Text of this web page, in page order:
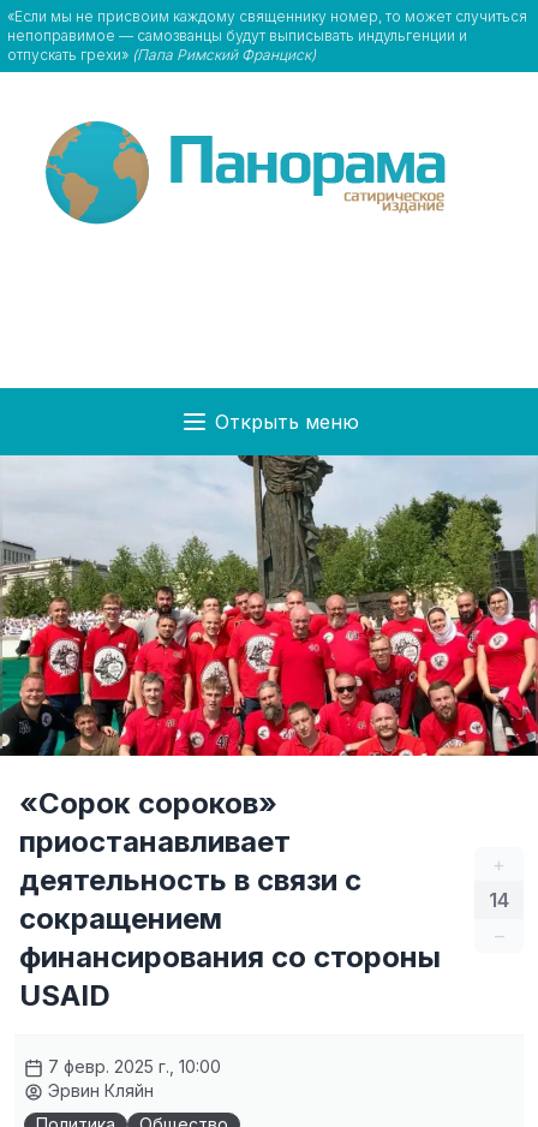
«Если мы не присвоим каждому священнику номер, то может случиться
непоправимое — самозванцы будут выписывать индульгенции и
отпускать грехи» (Папа Римский Франциск)
Открыть меню
+
14
–
«Сорок сороков»
приостанавливает
деятельность в связи с
сокращением
финансирования со стороны
USAID
7 февр. 2025 г., 10:00
Эрвин Кляйн